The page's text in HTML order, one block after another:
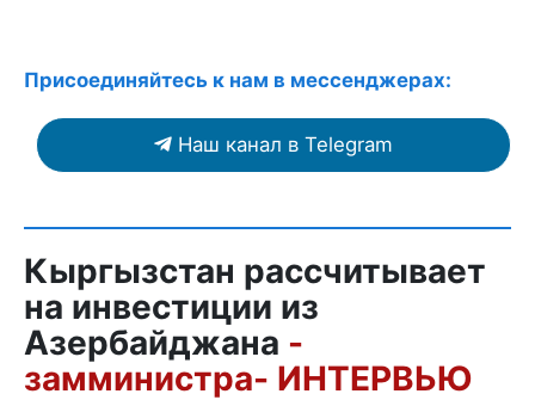
Присоединяйтесь к нам в мессенджерах:
Наш канал в Telegram
Кыргызстан рассчитывает
на инвестиции из
Азербайджана -
замминистра- ИНТЕРВЬЮ